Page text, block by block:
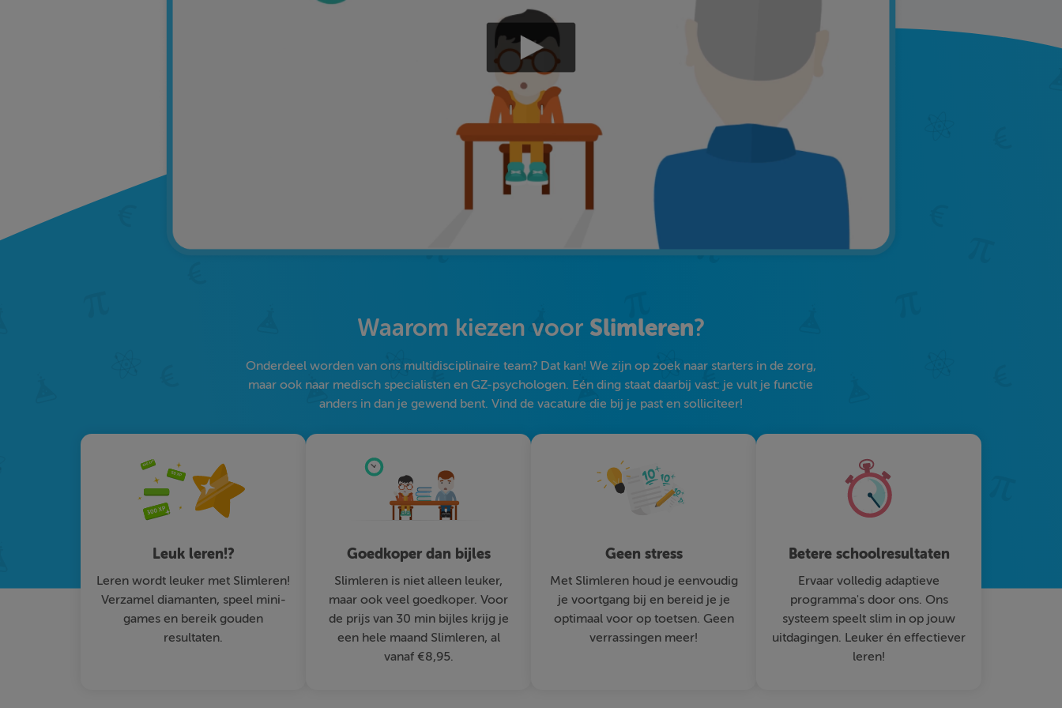
Waarom kiezen voor Slimleren?
Onderdeel worden van ons multidisciplinaire team? Dat kan! We zijn op zoek naar starters in de zorg,
maar ook naar medisch specialisten en GZ-psychologen. Eén ding staat daarbij vast: je vult je functie
anders in dan je gewend bent. Vind de vacature die bij je past en solliciteer!
Leuk leren!?
Leren wordt leuker met Slimleren!
Verzamel diamanten, speel mini-
games en bereik gouden
resultaten.
Goedkoper dan bijles
Slimleren is niet alleen leuker,
maar ook veel goedkoper. Voor
de prijs van 30 min bijles krijg je
een hele maand Slimleren, al
vanaf €8,95.
Geen stress
Met Slimleren houd je eenvoudig
je voortgang bij en bereid je je
optimaal voor op toetsen. Geen
verrassingen meer!
Betere schoolresultaten
Ervaar volledig adaptieve
programma's door ons. Ons
systeem speelt slim in op jouw
uitdagingen. Leuker én effectiever
leren!